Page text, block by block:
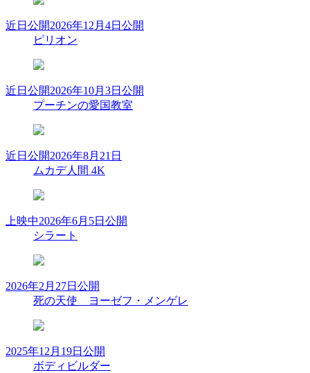
近日公開2026年12月4日公開
ピリオン
近日公開2026年10月3日公開
プーチンの愛国教室
近日公開2026年8月21日
ムカデ人間 4K
上映中2026年6月5日公開
シラート
2026年2月27日公開
死の天使 ヨーゼフ・メンゲレ
2025年12月19日公開
ボディビルダー